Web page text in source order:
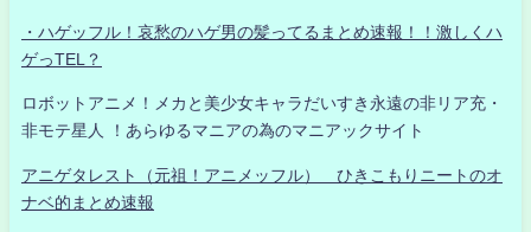
・ハゲッフル！哀愁のハゲ男の髪ってるまとめ速報！！激しくハ
ゲっTEL？
ロボットアニメ！メカと美少女キャラだいすき永遠の非リア充・
非モテ星人 ！あらゆるマニアの為のマニアックサイト
アニゲタレスト（元祖！アニメッフル） ひきこもりニートのオ
ナベ的まとめ速報